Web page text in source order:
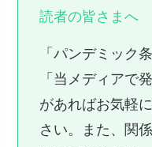
読者の皆さまへ
「パンデミック
「当メディアで
があればお気軽
さい。また、関